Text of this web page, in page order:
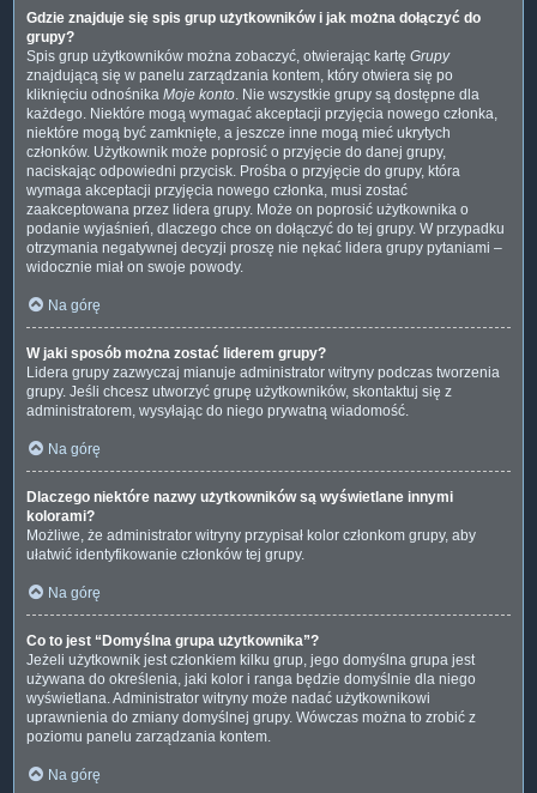
Gdzie znajduje się spis grup użytkowników i jak można dołączyć do
grupy?
Spis grup użytkowników można zobaczyć, otwierając kartę Grupy
znajdującą się w panelu zarządzania kontem, który otwiera się po
kliknięciu odnośnika Moje konto. Nie wszystkie grupy są dostępne dla
każdego. Niektóre mogą wymagać akceptacji przyjęcia nowego członka,
niektóre mogą być zamknięte, a jeszcze inne mogą mieć ukrytych
członków. Użytkownik może poprosić o przyjęcie do danej grupy,
naciskając odpowiedni przycisk. Prośba o przyjęcie do grupy, która
wymaga akceptacji przyjęcia nowego członka, musi zostać
zaakceptowana przez lidera grupy. Może on poprosić użytkownika o
podanie wyjaśnień, dlaczego chce on dołączyć do tej grupy. W przypadku
otrzymania negatywnej decyzji proszę nie nękać lidera grupy pytaniami –
widocznie miał on swoje powody.
Na górę
W jaki sposób można zostać liderem grupy?
Lidera grupy zazwyczaj mianuje administrator witryny podczas tworzenia
grupy. Jeśli chcesz utworzyć grupę użytkowników, skontaktuj się z
administratorem, wysyłając do niego prywatną wiadomość.
Na górę
Dlaczego niektóre nazwy użytkowników są wyświetlane innymi
kolorami?
Możliwe, że administrator witryny przypisał kolor członkom grupy, aby
ułatwić identyfikowanie członków tej grupy.
Na górę
Co to jest “Domyślna grupa użytkownika”?
Jeżeli użytkownik jest członkiem kilku grup, jego domyślna grupa jest
używana do określenia, jaki kolor i ranga będzie domyślnie dla niego
wyświetlana. Administrator witryny może nadać użytkownikowi
uprawnienia do zmiany domyślnej grupy. Wówczas można to zrobić z
poziomu panelu zarządzania kontem.
Na górę